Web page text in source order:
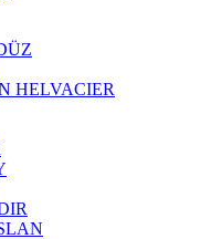
HELVACIER